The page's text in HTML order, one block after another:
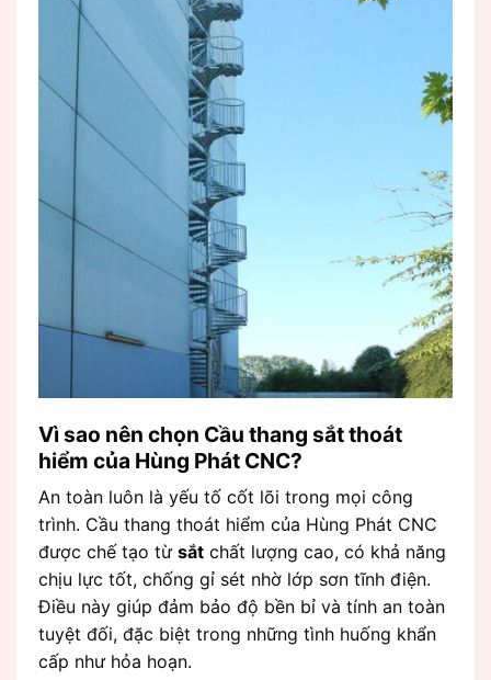
Vì sao nên chọn Cầu thang sắt thoát
hiểm của Hùng Phát CNC?
An toàn luôn là yếu tố cốt lõi trong mọi công
trình. Cầu thang thoát hiểm của Hùng Phát CNC
được chế tạo từ sắt chất lượng cao, có khả năng
chịu lực tốt, chống gỉ sét nhờ lớp sơn tĩnh điện.
Điều này giúp đảm bảo độ bền bỉ và tính an toàn
tuyệt đối, đặc biệt trong những tình huống khẩn
cấp như hỏa hoạn.